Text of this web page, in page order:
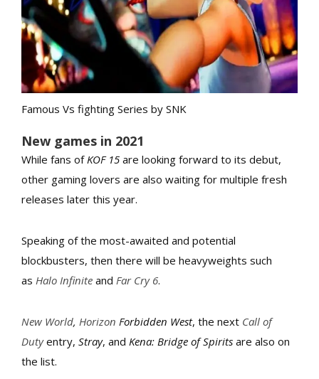
Famous Vs fighting Series by SNK
New games in 2021
While fans of KOF 15 are looking forward to its debut,
other gaming lovers are also waiting for multiple fresh
releases later this year.
Speaking of the most-awaited and potential
blockbusters, then there will be heavyweights such
as Halo Infinite and Far Cry 6.
New World, Horizon Forbidden West, the next Call of
Dutyentry, Stray, and Kena: Bridge of Spirits are also on
the list.